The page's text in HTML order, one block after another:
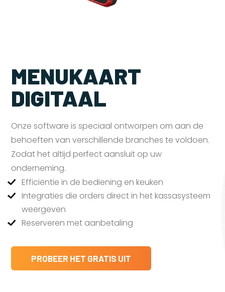
MENUKAART
DIGITAAL
Onze software is speciaal ontworpen om aan de
behoeften van verschillende branches te voldoen.
Zodat het altijd perfect aansluit op uw
onderneming.
Efficiëntie in de bediening en keuken
Integraties die orders direct in het kassasysteem
weergeven
Reserveren met aanbetaling
PROBEER HET GRATIS UIT